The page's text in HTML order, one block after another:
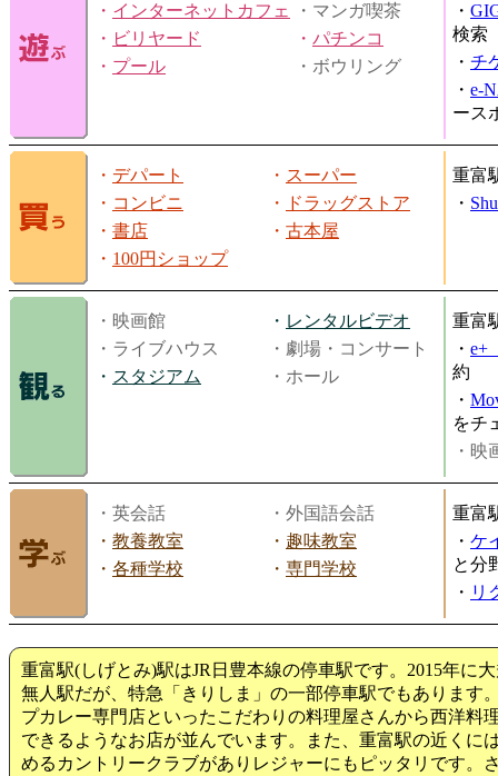
・ インターネットカフェ
・マンガ喫茶
・ ビリヤード ・ パチンコ
・ プール ・ボウリング
・
検索
・ チ
・ e-
ース
・ デパート ・ スーパー
・ コンビニ ・
ドラッグストア
・ 書店 ・ 古本屋
・ 100円ショップ
重富
・
・映画館 ・ レンタルビデオ
・ライブハウス
・劇場・コンサート
・ スタジアム ・ホール
重富
・ e+
約
・
をチ
・映
・英会話
・外国語会話
・ 教養教室 ・ 趣味教室
・ 各種学校 ・ 専門学校
重富
・ ケ
と分
・ リ
重富駅(しげとみ)駅はJR日豊本線の停車駅です。2015年に
無人駅だが、特急「きりしま」の一部停車駅でもあります
プカレー専門店といったこだわりの料理屋さんから西洋料
できるようなお店が並んでいます。また、重富駅の近くに
めるカントリークラブがありレジャーにもピッタリです。